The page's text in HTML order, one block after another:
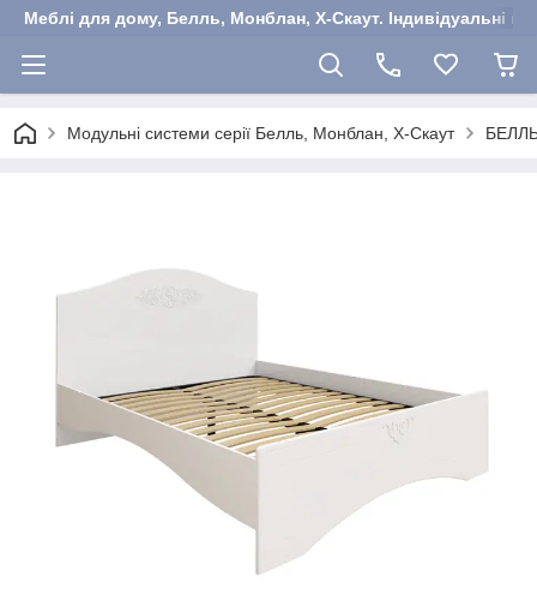
Меблі для дому, Белль, Монблан, Х-Скаут. Індивідуальні
Модульні системи серії Белль, Монблан, Х-Скаут